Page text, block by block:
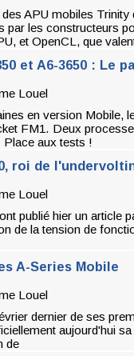
APU mobiles
par les constructeurs
et OpenCL, que
et A6-3650 : Le
Louel
en version Mobile,
FM1. Deux
Place aux tests !
roi de
Louel
publié hier un article
de la tension de
A-Series Mobile
Louel
dernier de ses
aujourd'hui
de